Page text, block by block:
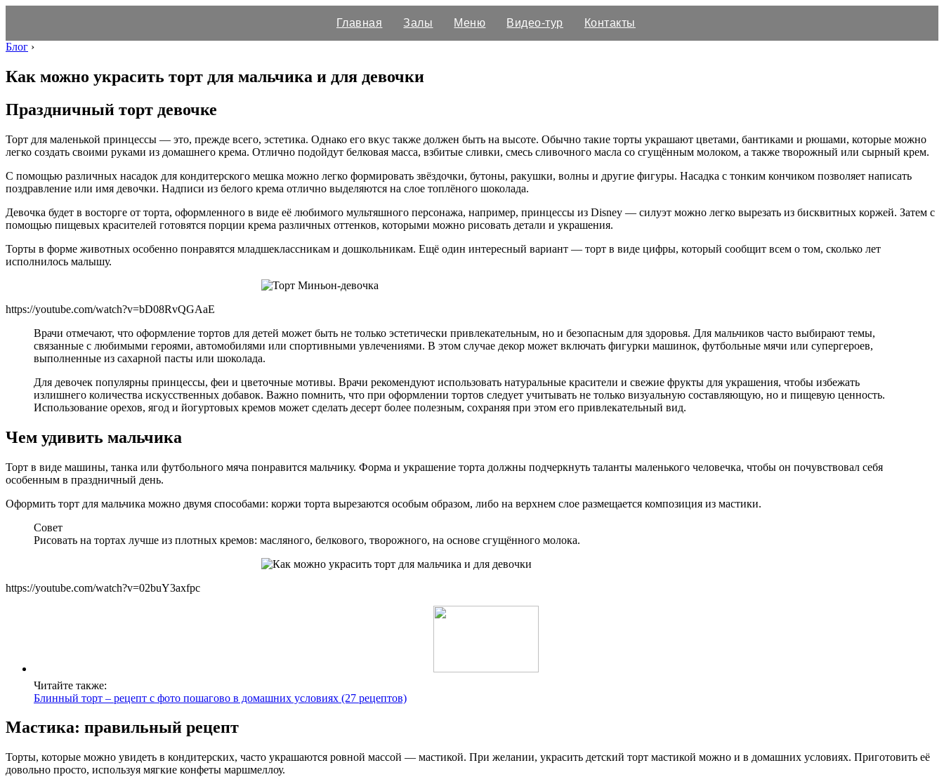
Главная Залы Меню Видео-тур
Контакты
Блог ›
Как можно украсить торт для мальчика и для девочки
Праздничный торт девочке
Торт для маленькой принцессы — это, прежде всего, эстетика. Однако его вкус также должен быть на высоте. Обычно такие торты украшают цветами, бантиками и рюшами, которые можно
легко создать своими руками из домашнего крема. Отлично подойдут белковая масса, взбитые сливки, смесь сливочного масла со сгущённым молоком, а также творожный или сырный крем.
С помощью различных насадок для кондитерского мешка можно легко формировать звёздочки, бутоны, ракушки, волны и другие фигуры. Насадка с тонким кончиком позволяет написать
поздравление или имя девочки. Надписи из белого крема отлично выделяются на слое топлёного шоколада.
Девочка будет в восторге от торта, оформленного в виде её любимого мультяшного персонажа, например, принцессы из Disney — силуэт можно легко вырезать из бисквитных коржей. Затем с
помощью пищевых красителей готовятся порции крема различных оттенков, которыми можно рисовать детали и украшения.
Торты в форме животных особенно понравятся младшеклассникам и дошкольникам. Ещё один интересный вариант — торт в виде цифры, который сообщит всем о том, сколько лет
исполнилось малышу.
https://youtube.com/watch?v=bD08RvQGAaE
Врачи отмечают, что оформление тортов для детей может быть не только эстетически привлекательным, но и безопасным для здоровья. Для мальчиков часто выбирают темы,
связанные с любимыми героями, автомобилями или спортивными увлечениями. В этом случае декор может включать фигурки машинок, футбольные мячи или супергероев,
выполненные из сахарной пасты или шоколада.
Для девочек популярны принцессы, феи и цветочные мотивы. Врачи рекомендуют использовать натуральные красители и свежие фрукты для украшения, чтобы избежать
излишнего количества искусственных добавок. Важно помнить, что при оформлении тортов следует учитывать не только визуальную составляющую, но и пищевую ценность.
Использование орехов, ягод и йогуртовых кремов может сделать десерт более полезным, сохраняя при этом его привлекательный вид.
Чем удивить мальчика
Торт в виде машины, танка или футбольного мяча понравится мальчику. Форма и украшение торта должны подчеркнуть таланты маленького человечка, чтобы он почувствовал себя
особенным в праздничный день.
Оформить торт для мальчика можно двумя способами: коржи торта вырезаются особым образом, либо на верхнем слое размещается композиция из мастики.
Совет
Рисовать на тортах лучше из плотных кремов: масляного, белкового, творожного, на основе сгущённого молока.
https://youtube.com/watch?v=02buY3axfpc
Читайте также:
Блинный торт – рецепт с фото пошагово в домашних условиях (27 рецептов)
Мастика: правильный рецепт
Торты, которые можно увидеть в кондитерских, часто украшаются ровной массой — мастикой. При желании, украсить детский торт мастикой можно и в домашних условиях. Приготовить её
довольно просто, используя мягкие конфеты маршмеллоу.